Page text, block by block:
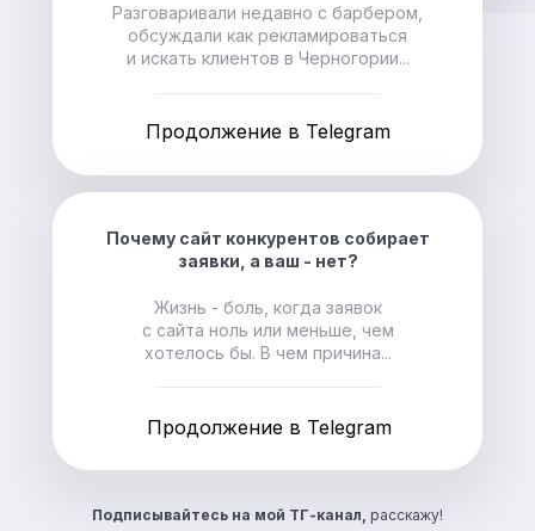
Подписывайтесь на мой ТГ-канал, расскажу!
Разговаривали недавно с барбером,
обсуждали как рекламироваться
и искать клиентов в Черногории...
Продолжение в Telegram
Почему сайт конкурентов собирает
заявки, а ваш - нет?
Жизнь - боль, когда заявок
с сайта ноль или меньше, чем
хотелось бы. В чем причина...
Продолжение в Telegram